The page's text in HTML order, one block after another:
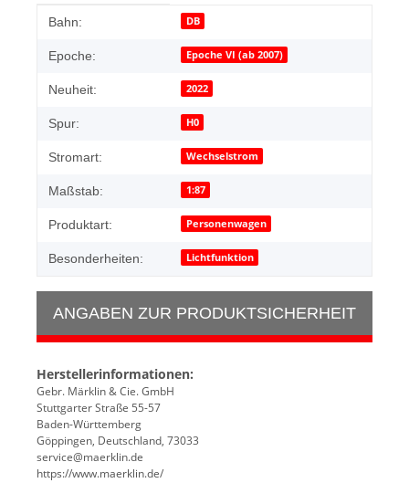
Produkteigenschaft
Wert
Bahn: DB
Epoche: Epoche VI (ab 2007)
Neuheit: 2022
Spur: H0
Stromart: Wechselstrom
Maßstab: 1:87
Produktart: Personenwagen
Besonderheiten: Lichtfunktion
ANGABEN ZUR PRODUKTSICHERHEIT
Herstellerinformationen:
Gebr. Märklin & Cie. GmbH
Stuttgarter Straße 55-57
Baden-Württemberg
Göppingen, Deutschland, 73033
service@maerklin.de
https://www.maerklin.de/